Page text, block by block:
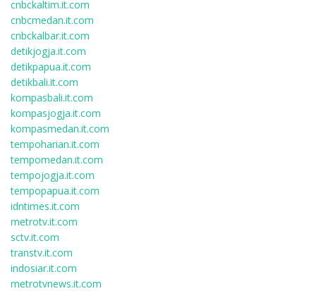
cnbckaltim.it.com
cnbcmedan.it.com
cnbckalbar.it.com
detikjogja.it.com
detikpapua.it.com
detikbali.it.com
kompasbali.it.com
kompasjogja.it.com
kompasmedan.it.com
tempoharian.it.com
tempomedan.it.com
tempojogja.it.com
tempopapua.it.com
idntimes.it.com
metrotv.it.com
sctv.it.com
transtv.it.com
indosiar.it.com
metrotvnews.it.com